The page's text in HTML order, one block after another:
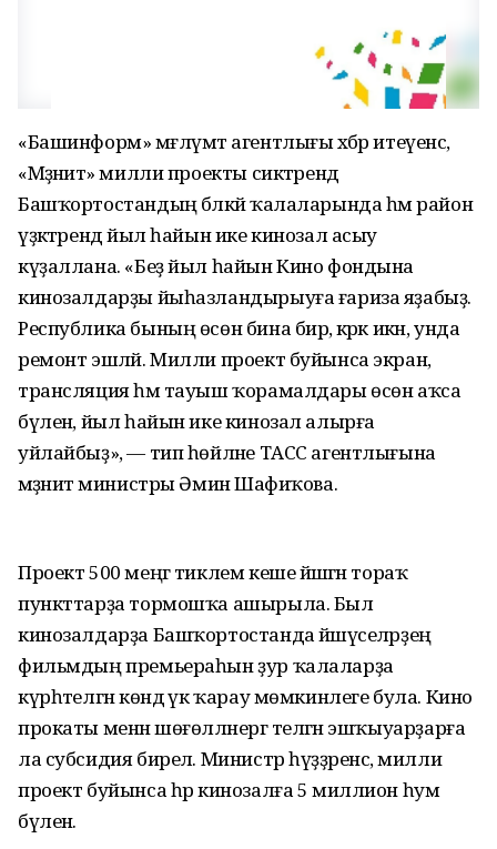
«Башинформ» мәғлүмәт агентлығы хәбәр итеүенсә,
«Мәҙәниәт» милли проекты сиктәрендә
Башҡортостандың бәләкәй ҡалаларында һәм район
үҙәктәрендә йыл һайын ике кинозал асыу
күҙаллана. «Беҙ йыл һайын Кино фондына
кинозалдарҙы йыһазландырыуға ғариза яҙабыҙ.
Республика бының өсөн бина бирә, кәрәк икән, унда
ремонт эшләй. Милли проект буйынса экран,
трансляция һәм тауыш ҡорамалдары өсөн аҡса
бүленә, йыл һайын ике кинозал алырға
уйлайбыҙ», — тип һөйләне ТАСС агентлығына
мәҙәниәт министры Әминә Шафиҡова.
Проект 500 меңгә тиклем кеше йәшәгән тораҡ
пункттарҙа тормошҡа ашырыла. Был
кинозалдарҙа Башҡортостанда йәшәүселәрҙең
фильмдың премьераһын ҙур ҡалаларҙа
күрһәтелгән көндә үк ҡарау мөмкинлеге була. Кино
прокаты менән шөғөлләнергә теләгән эшҡыуарҙарға
ла субсидия бирелә. Министр һүҙҙәренсә, милли
проект буйынса һәр кинозалға 5 миллион һум
бүленә.